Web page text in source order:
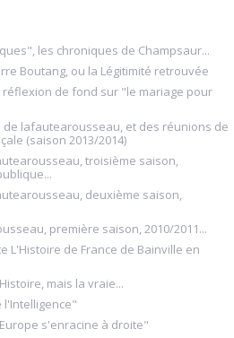
les chroniques de Champsaur...
Boutang, ou la Légitimité retrouvée
de fond sur "le mariage pour
de lafautearousseau, et des réunions de
(saison 2013/2014)
troisième saison,
deuxième saison,
première saison, 2010/2011...
L'Histoire de France de Bainville en
mais la vraie...
l'Intelligence"
s'enracine à droite"